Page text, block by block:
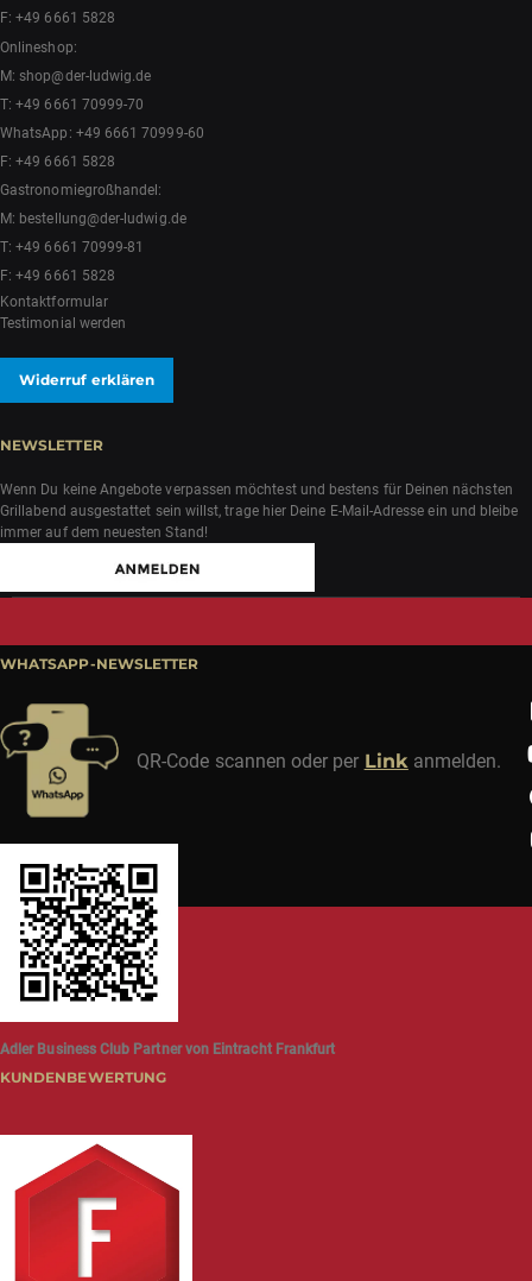
F: +49 6661 5828
Onlineshop:
M:shop@der-ludwig.de
T:+49 6661 70999-70
WhatsApp: +49 6661 70999-60
F: +49 6661 5828
Gastronomiegroßhandel:
M: bestellung@der-ludwig.de
T:+49 6661 70999-81
F: +49 6661 5828
Kontaktformular
Testimonial werden
Widerruf erklären
NEWSLETTER
Wenn Du keine Angebote verpassen möchtest und bestens für Deinen nächsten
Grillabend ausgestattet sein willst, trage hier Deine E-Mail-Adresse ein und bleibe
immer auf dem neuesten Stand!
WHATSAPP-NEWSLETTER
QR-Code scannen oder per Link anmelden.
Adler Business Club Partner von Eintracht Frankfurt
KUNDENBEWERTUNG